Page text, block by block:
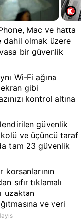
Mac ve hatta
olmak üzere
bir güvenlik
Wi-Fi ağına
ekran gibi
kontrol altına
güvenlik
ve üçüncü taraf
tam 23 güvenlik
korsanlarının
sıfır tıklamalı
uzaktan
ve veri